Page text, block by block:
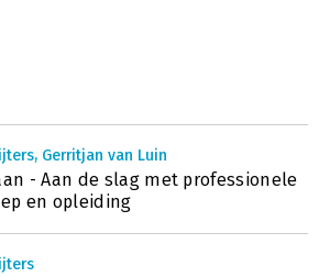
Gerritjan van Luin
- Aan de slag met professionele
en opleiding